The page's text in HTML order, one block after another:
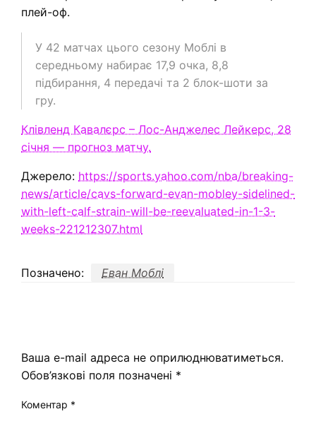
плей-оф.
У 42 матчах цього сезону Моблі в
середньому набирає 17,9 очка, 8,8
підбирання, 4 передачі та 2 блок-шоти за
гру.
Клівленд Кавалєрс – Лос-Анджелес Лейкерс, 28
січня — прогноз матчу.
Джерело: https://sports.yahoo.com/nba/breaking-
news/article/cavs-forward-evan-mobley-sidelined-
with-left-calf-strain-will-be-reevaluated-in-1-3-
weeks-221212307.html
Позначено: Еван Моблі
Ваша e-mail адреса не оприлюднюватиметься.
Обов’язкові поля позначені *
Коментар *